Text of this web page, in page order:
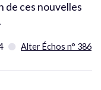
de ces nouvelles
Alter Échos n° 386